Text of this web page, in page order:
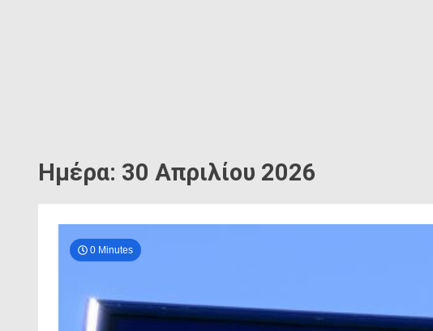
Ημέρα: 30 Απριλίου 2026
0 Minutes